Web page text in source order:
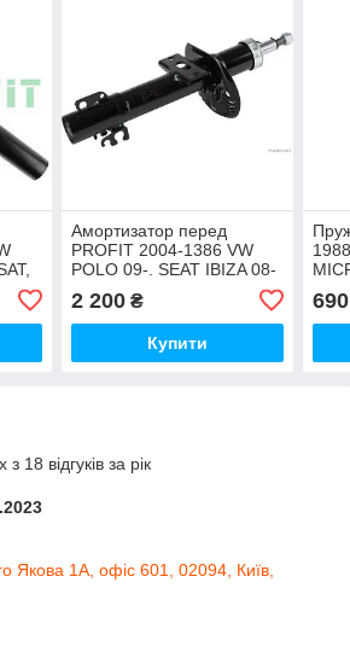
Амортизатор перед
PROFIT 2004-1386 VW
POLO 09-. SEAT IBIZA 08-
2 200₴
Купити
690
18 відгуків за рік
Якова 1А, офіс 601, 02094, Київ,